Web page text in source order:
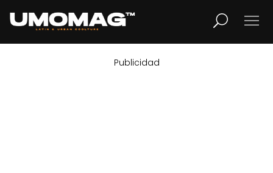
LIFESTYLE
Publicidad